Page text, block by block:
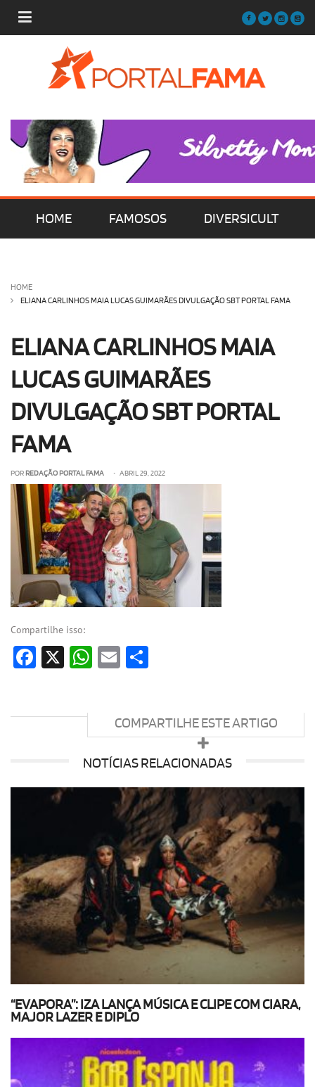
HOME FAMOSOS DIVERSICULT
OLHA ISSO! EU QUERO!
HOME
ELIANA CARLINHOS MAIA LUCAS GUIMARÃES DIVULGAÇÃO SBT PORTAL FAMA
ELIANA CARLINHOS MAIA
LUCAS GUIMARÃES
DIVULGAÇÃO SBT PORTAL
FAMA
POR REDAÇÃO PORTAL FAMA • ABRIL 29, 2022
Compartilhe isso:
Facebook
X WhatsApp
Email
COMPARTILHE ESTE ARTIGO
NOTÍCIAS RELACIONADAS
“EVAPORA”: IZA LANÇA MÚSICA E CLIPE COM CIARA,
MAJOR LAZER E DIPLO